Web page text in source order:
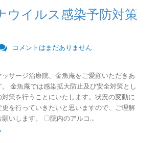
ウイルス感染予防対策
コメントはまだありません
サージ治療院、金魚庵をご愛顧いただきあ
金魚庵では感染拡大防止及び安全対策とし
策を行うことにいたします。状況の変動に
を行っていきたいと思いますので、ご理解
いします。 〇院内のアルコ...